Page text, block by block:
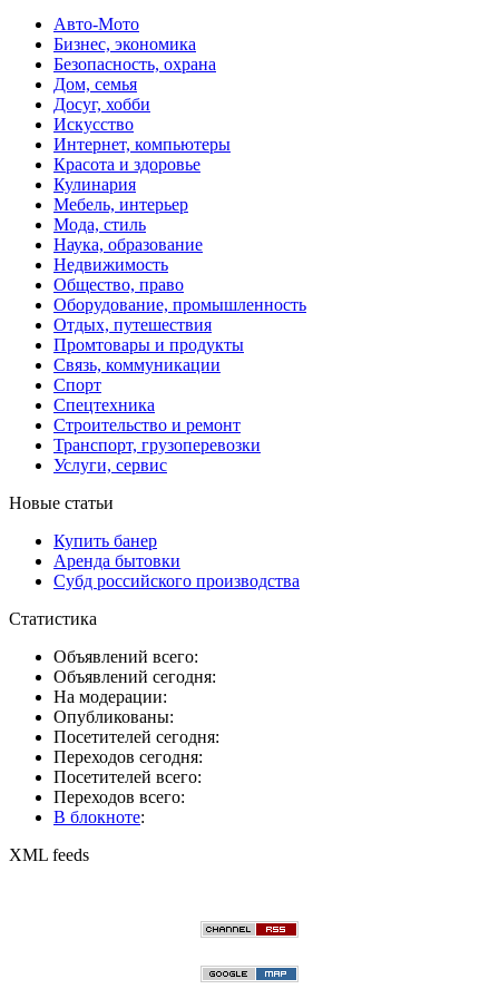
Авто-Мото
Бизнес, экономика
Безопасность, охрана
Дом, семья
Досуг, хобби
Искусство
Интернет, компьютеры
Красота и здоровье
Кулинария
Мебель, интерьер
Мода, стиль
Наука, образование
Недвижимость
Общество, право
Оборудование, промышленность
Отдых, путешествия
Промтовары и продукты
Связь, коммуникации
Спорт
Спецтехника
Строительство и ремонт
Транспорт, грузоперевозки
Услуги, сервис
Новые статьи
Купить банер
Аренда бытовки
Субд российского производства
Статистика
Объявлений всего:
Объявлений сегодня:
На модерации:
Опубликованы:
Посетителей сегодня:
Переходов сегодня:
Посетителей всего:
Переходов всего:
В блокноте:
XML feeds